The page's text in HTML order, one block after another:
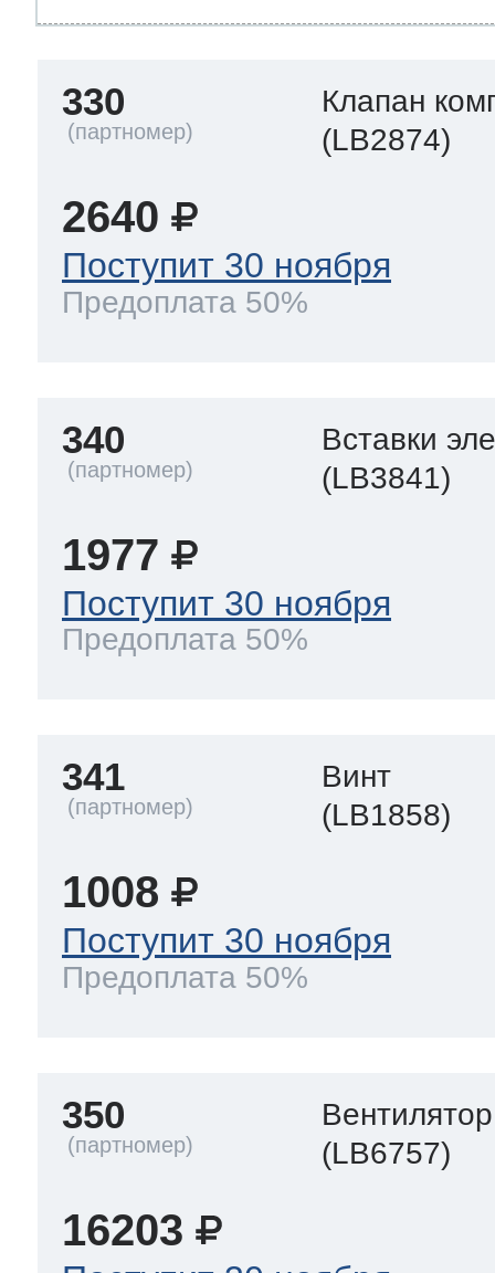
330
Клапан
(LB2874)
2640
Поступит 30 ноября
Предоплата 50%
340
Вставки
(LB3841)
1977
Поступит 30 ноября
Предоплата 50%
341
Винт
(LB1858)
1008
Поступит 30 ноября
Предоплата 50%
350
Вентилятор
(LB6757)
16203